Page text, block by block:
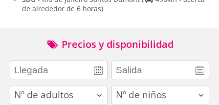
de alrededor de 6 horas)
Precios y disponibilidad
adults children